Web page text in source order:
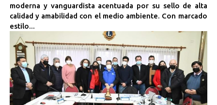
moderna y vanguardista acentuada por su sello de alta
calidad y amabilidad con el medio ambiente. Con marcado
estilo...